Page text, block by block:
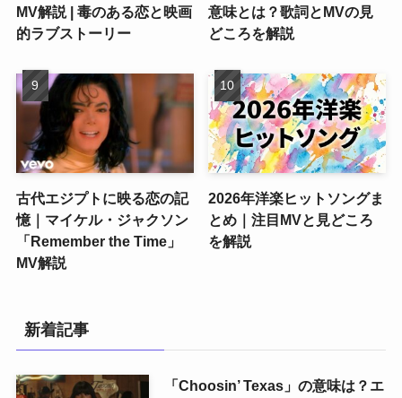
MV解説 | 毒のある恋と映画
的ラブストーリー
意味とは？歌詞とMVの見
どころを解説
古代エジプトに映る恋の記
憶｜マイケル・ジャクソン
「Remember the Time」
MV解説
2026年洋楽ヒットソングま
とめ｜注目MVと見どころ
を解説
新着記事
「Choosin’ Texas」の意味は？エ